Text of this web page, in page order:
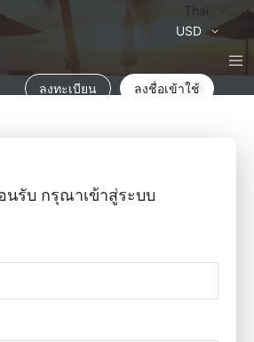
Language
Thai
USD
ลงทะเบียน ลงชื่อเข้าใช้
นรับ กรุณาเข้าสู่ระบบ